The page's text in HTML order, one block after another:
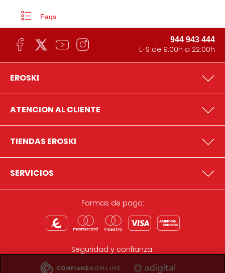
Faqs
944 943 444
L-S de 9:00h a 22:00h
EROSKI
ATENCION AL CLIENTE
TIENDAS EROSKI
SERVICIOS
Formas de pago:
Seguridad y confianza: